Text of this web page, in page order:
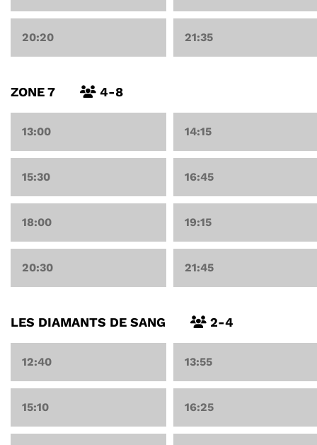
20:20 21:35
ZONE 7 4-8
13:00 14:15
15:30 16:45
18:00 19:15
20:30 21:45
LES DIAMANTS DE SANG 2-4
12:40 13:55
15:10 16:25